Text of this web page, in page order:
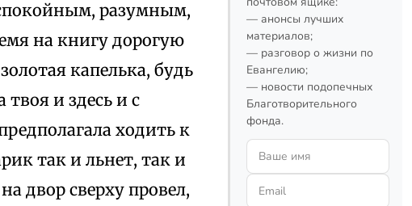
разумным,
на книгу дорогую
капелька, будь
и здесь и с
ходить к
так и льнет, так и
двор сверху провел,
— анонсы лучших
материалов;
— разговор о жизни по
Евангелию;
— новости подопечных
Благотворительного
фонда.